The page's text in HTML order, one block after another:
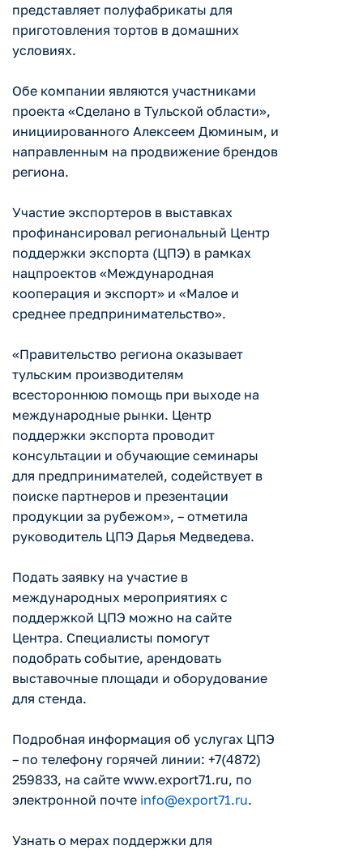
представляет полуфабрикаты для
приготовления тортов в домашних
условиях.
Обе компании являются участниками
проекта «Сделано в Тульской области»,
инициированного Алексеем Дюминым, и
направленным на продвижение брендов
региона.
Участие экспортеров в выставках
профинансировал региональный Центр
поддержки экспорта (ЦПЭ) в рамках
нацпроектов «Международная
кооперация и экспорт» и «Малое и
среднее предпринимательство».
«Правительство региона оказывает
тульским производителям
всестороннюю помощь при выходе на
международные рынки. Центр
поддержки экспорта проводит
консультации и обучающие семинары
для предпринимателей, содействует в
поиске партнеров и презентации
продукции за рубежом», – отметила
руководитель ЦПЭ Дарья Медведева.
Подать заявку на участие в
международных мероприятиях с
поддержкой ЦПЭ можно на сайте
Центра. Специалисты помогут
подобрать событие, арендовать
выставочные площади и оборудование
для стенда.
Подробная информация об услугах ЦПЭ
– по телефону горячей линии: +7(4872)
259833, на сайте www.export71.ru, по
электронной почте info@export71.ru.
Узнать о мерах поддержки для